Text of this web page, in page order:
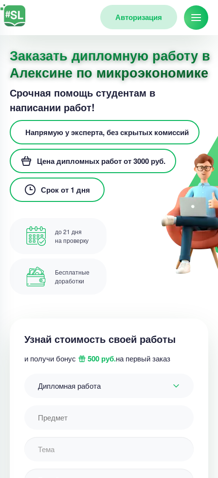
Авторизация
Заказать дипломную работу в
Алексине по микроэкономике
Срочная помощь студентам в
написании работ!
Напрямую у эксперта, без скрытых комиссий
Цена дипломных работ от 3000 руб.
Срок от 1 дня
до 21 дня
на проверку
Бесплатные
доработки
Узнай стоимость своей работы
и получи бонус 500 руб.на первый заказ
Дипломная работа